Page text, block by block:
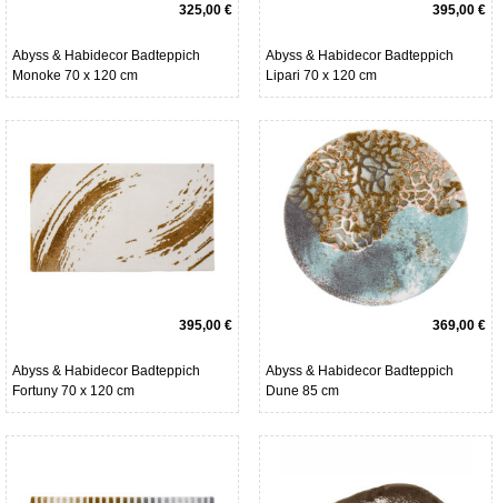
325,00 €
Abyss & Habidecor Badteppich
Monoke 70 x 120 cm
395,00 €
Abyss & Habidecor Badteppich
Lipari 70 x 120 cm
395,00 €
Abyss & Habidecor Badteppich
Fortuny 70 x 120 cm
369,00 €
Abyss & Habidecor Badteppich
Dune 85 cm